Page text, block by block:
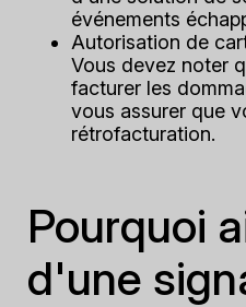
événements
Autorisation de
Vous devez noter
facturer les
vous assurer que
rétrofacturation.
Pourquoi
d'une